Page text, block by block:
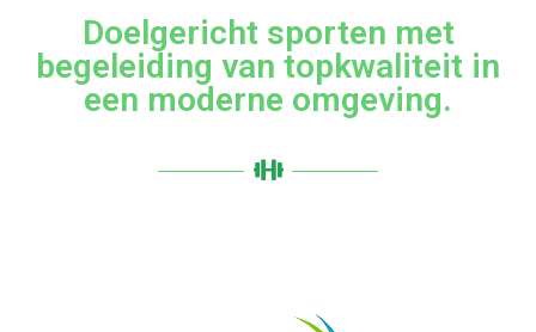
Doelgericht sporten met
begeleiding van topkwaliteit in
een moderne omgeving.